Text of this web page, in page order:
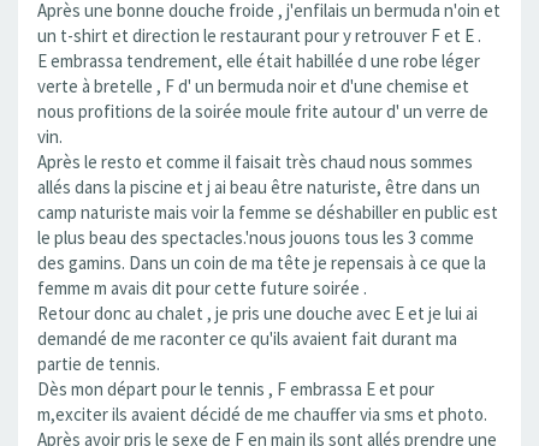
Après une bonne douche froide , j'enfilais un bermuda n'oin et
un t-shirt et direction le restaurant pour y retrouver F et E .
E embrassa tendrement, elle était habillée d une robe léger
verte à bretelle , F d' un bermuda noir et d'une chemise et
nous profitions de la soirée moule frite autour d' un verre de
vin.
Après le resto et comme il faisait très chaud nous sommes
allés dans la piscine et j ai beau être naturiste, être dans un
camp naturiste mais voir la femme se déshabiller en public est
le plus beau des spectacles.'nous jouons tous les 3 comme
des gamins. Dans un coin de ma tête je repensais à ce que la
femme m avais dit pour cette future soirée .
Retour donc au chalet , je pris une douche avec E et je lui ai
demandé de me raconter ce qu'ils avaient fait durant ma
partie de tennis.
Dès mon départ pour le tennis , F embrassa E et pour
m,exciter ils avaient décidé de me chauffer via sms et photo.
Après avoir pris le sexe de F en main ils sont allés prendre une